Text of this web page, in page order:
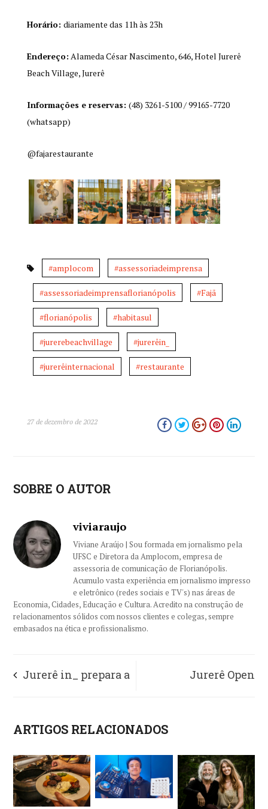
Horário: diariamente das 11h às 23h
Endereço: Alameda César Nascimento, 646, Hotel Jurerê
Beach Village, Jurerê
Informações e reservas: (48) 3261-5100 / 99165-7720
(whatsapp)
@fajarestaurante
#amplocom #assessoriadeimprensa
#assessoriadeimprensaflorianópolis #Fajã
#florianópolis #habitasul
#jurerebeachvillage #jurerêin_
#jurerêinternacional #restaurante
27 de dezembro de 2022
SOBRE O AUTOR
viviaraujo
Viviane Araújo | Sou formada em jornalismo pela
UFSC e Diretora da Amplocom, empresa de
assessoria de comunicação de Florianópolis.
Acumulo vasta experiência em jornalismo impresso
e eletrônico (redes sociais e TV's) nas áreas de
Economia, Cidades, Educação e Cultura. Acredito na construção de
relacionamentos sólidos com nossos clientes e colegas, sempre
embasados na ética e profissionalismo.
Jurerê in_ prepara a
dos últimos anos, com
programação de lazer
e cultura para todas as
Jurerê Open
mais de 50 atrações
em janeiro
ARTIGOS RELACIONADOS